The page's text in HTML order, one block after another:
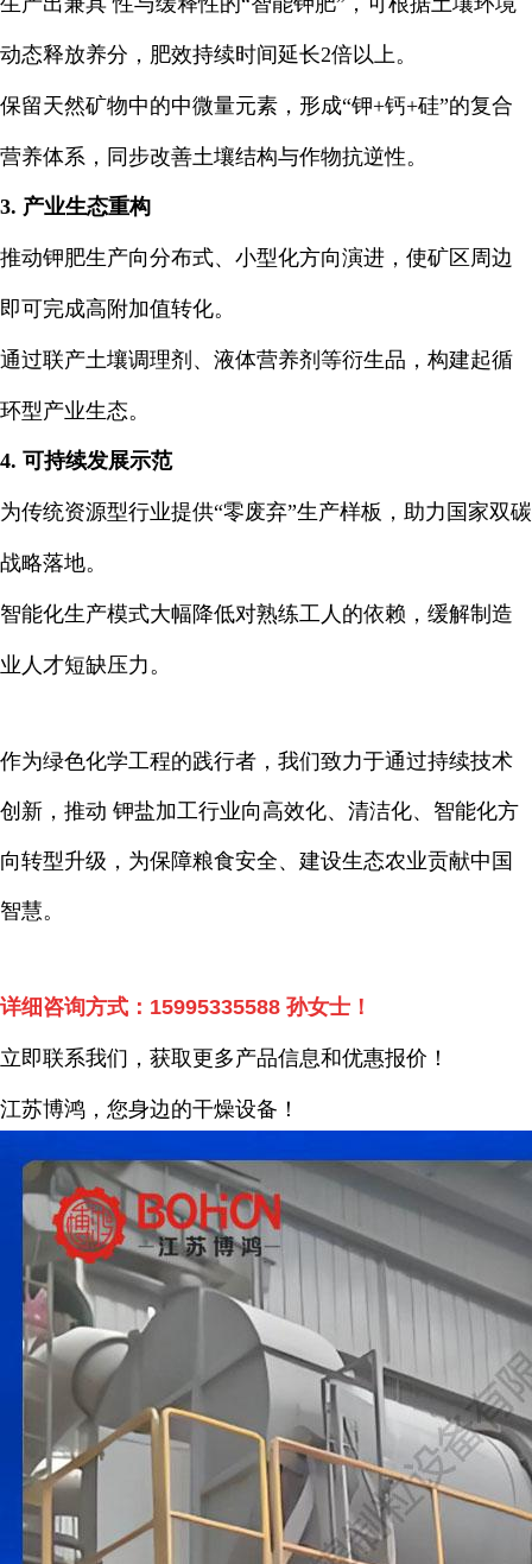
动态释放养分，肥效持续时间延长2倍以上。
保留天然矿物中的中微量元素，形成“钾+钙+硅”的复合
营养体系，同步改善土壤结构与作物抗逆性。
3. 产业生态重构
推动钾肥生产向分布式、小型化方向演进，使矿区周边
即可完成高附加值转化。
通过联产土壤调理剂、液体营养剂等衍生品，构建起循
环型产业生态。
4. 可持续发展示范
为传统资源型行业提供“零废弃”生产样板，助力国家双碳
战略落地。
智能化生产模式大幅降低对熟练工人的依赖，缓解制造
业人才短缺压力。
作为绿色化学工程的践行者，我们致力于通过持续技术
创新，推动 钾盐加工行业向高效化、清洁化、智能化方
向转型升级，为保障粮食安全、建设生态农业贡献中国
智慧。
详细咨询方式： 15995335588 孙女士！
立即联系我们，获取更多产品信息和优惠报价！
江苏博鸿，您身边的干燥设备 ！